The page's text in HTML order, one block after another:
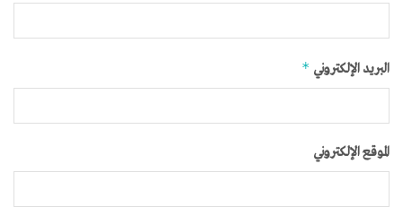
البريد الإلكتروني *
الموقع الإلكتروني